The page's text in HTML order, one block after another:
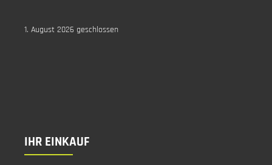
1. August 2026 geschlossen
IHR EINKAUF